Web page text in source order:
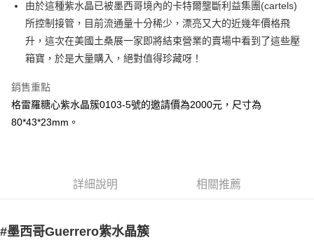
街口支付
悠遊付
ATM付款
賣家宅配幫您送（台灣）
由於這種紫水晶已被墨西哥境內的卡特爾壟斷利益集團(cartels)
所控制接管，目前流通量十分稀少，漂亮又大的近幾年價格飛
升，這次在美國土桑展一家即將結束營業的賣場中看到了這些壓
箱寶，於是大量購入，絕對值得珍藏呀！
銷售重點
格雷羅糖心紫水晶簇0103-5號的邀請價為2000元，尺寸為
80*43*23mm。
詳細說明 相關推薦
#墨西哥Guerrero紫水晶簇